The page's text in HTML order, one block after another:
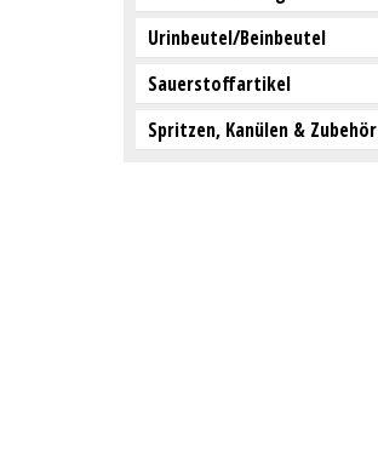
Urinbeutel/Beinbeutel
Sauerstoffartikel
Spritzen, Kanülen & Zubehör